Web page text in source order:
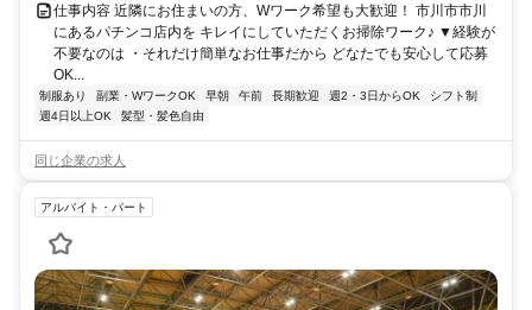
仕事内容 近隣にお住まいの方、Wワーク希望も大歓迎！ 市川市市川
にあるパチンコ店内を キレイにしていただくお掃除ワーク♪ ▼経験が
不要なのは ・それだけ簡単なお仕事だから どなたでも安心して応募
OK...
制服あり 副業・WワークOK 早朝 午前 長期歓迎 週2・3日からOK
シフト制
週4日以上OK
髪型・髪色自由
同じ企業の求人
アルバイト・パート